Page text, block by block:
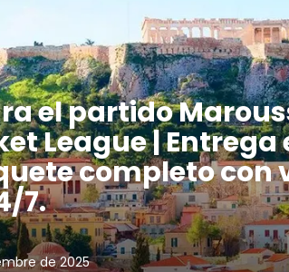
el partido
League |
completo con
7.
de 2025